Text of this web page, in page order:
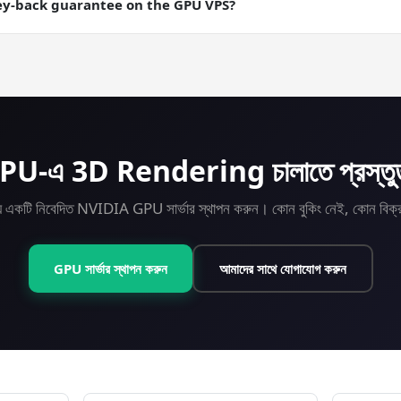
back guarantee on the GPU VPS?
এ 3D Rendering চালাতে
একটি নিবেদিত NVIDIA GPU সার্ভার স্থাপন করুন। কোন বুকিং নেই, কোন
GPU সার্ভার স্থাপন করুন আমাদের সাথে যোগাযোগ করুন